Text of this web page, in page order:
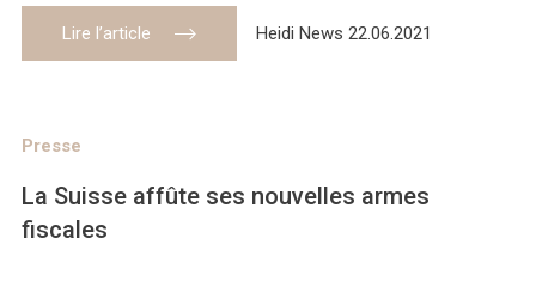
Lire l’article Heidi News 22.06.2021
Presse
La Suisse affûte ses nouvelles armes
fiscales